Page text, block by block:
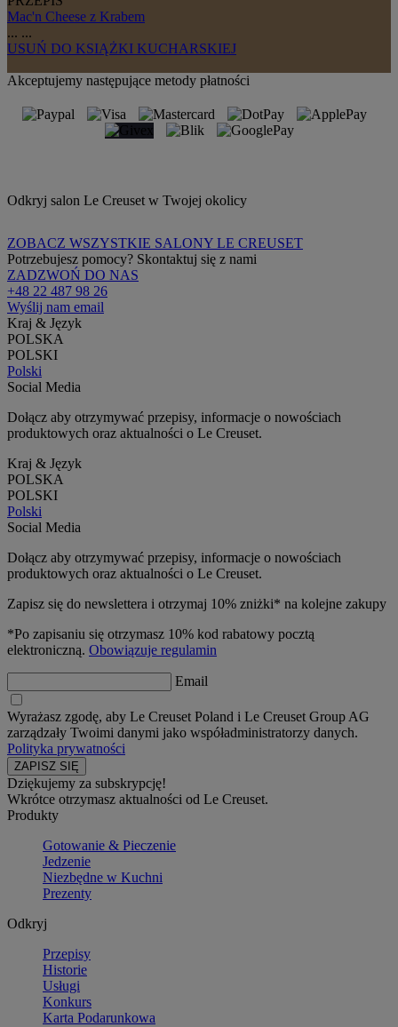
Mac'n Cheese z Krabem
... ...
USUŃ DO KSIĄŻKI KUCHARSKIEJ
Akceptujemy następujące metody płatności
Odkryj salon Le Creuset w Twojej okolicy
ZOBACZ WSZYSTKIE SALONY LE CREUSET
Potrzebujesz pomocy? Skontaktuj się z nami
ZADZWOŃ DO NAS
+48 22 487 98 26
Wyślij nam email
Kraj & Język
POLSKA
POLSKI
Polski
Social Media
Dołącz aby otrzymywać przepisy, informacje o nowościach
produktowych oraz aktualności o Le Creuset.
Kraj & Język
POLSKA
POLSKI
Polski
Social Media
Dołącz aby otrzymywać przepisy, informacje o nowościach
produktowych oraz aktualności o Le Creuset.
Zapisz się do newslettera i otrzymaj 10% zniżki* na kolejne zakupy
*Po zapisaniu się otrzymasz 10% kod rabatowy pocztą
elektroniczną. Obowiązuje regulamin
Email
Wyrażasz zgodę, aby Le Creuset Poland i Le Creuset Group AG
zarządzały Twoimi danymi jako współadministratorzy danych.
Polityka prywatności
Dziękujemy za subskrypcję!
Wkrótce otrzymasz aktualności od Le Creuset.
Produkty
Gotowanie & Pieczenie
Jedzenie
Niezbędne w Kuchni
Prezenty
Odkryj
Przepisy
Historie
Usługi
Konkurs
Karta Podarunkowa